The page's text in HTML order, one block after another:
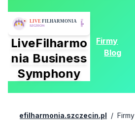
LiveFilharmo
nia Business
Symphony
Firmy
Blog
livefilharmonia.szczecin.pl / Firmy